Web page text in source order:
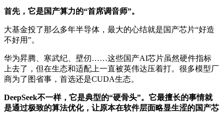
首先，它是国产算力的“首席调音师”。
大基金投了那么多年半导体，最大的心结就是国产芯片“好造
不好用”。
华为昇腾、寒武纪、壁仞……这些国产AI芯片虽然硬件指标
上去了，但在生态和适配上一直被英伟达压着打。很多模型厂
商为了图省事，首选还是CUDA生态。
DeepSeek不一样，它是典型的“硬骨头”。它最擅长的事情就
是通过极致的算法优化，让原本在软件层面略显生涩的国产芯